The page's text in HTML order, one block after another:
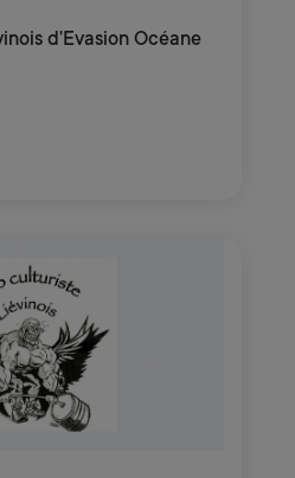
d'Evasion Océane